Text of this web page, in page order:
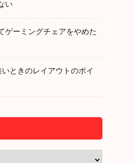
い
ゲーミングチェアをやめた
ときのレイアウトのポイ